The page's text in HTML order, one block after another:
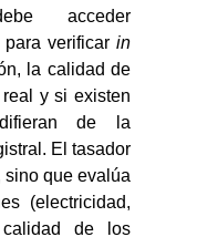
acceder
verificar in
la calidad de
y si existen
de la
El tasador
que evalúa
(electricidad,
calidad de los